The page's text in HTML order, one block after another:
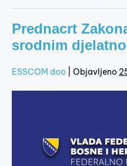
Prednacrt
srodnim
ESSCOM doo Objavljeno